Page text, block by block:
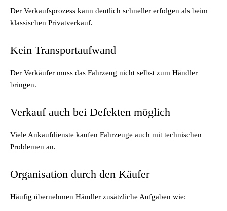
Der Verkaufsprozess kann deutlich schneller erfolgen als beim
klassischen Privatverkauf.
Kein Transportaufwand
Der Verkäufer muss das Fahrzeug nicht selbst zum Händler
bringen.
Verkauf auch bei Defekten möglich
Viele Ankaufdienste kaufen Fahrzeuge auch mit technischen
Problemen an.
Organisation durch den Käufer
Häufig übernehmen Händler zusätzliche Aufgaben wie: